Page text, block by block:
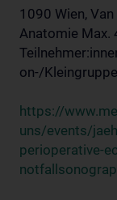
1090 Wien,
Anatomie Max.
on-/
https://
uns/events/
perioperative-